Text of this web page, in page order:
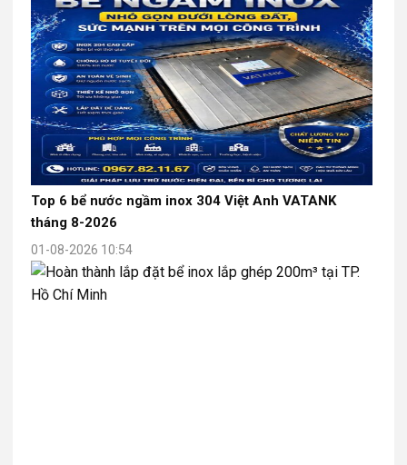
Top 6 bể nước ngầm inox 304 Việt Anh VATANK
tháng 8-2026
01-08-2026 10:54